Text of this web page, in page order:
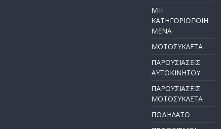
ΜΗ
ΚΑΤΗΓΟΡΙΟΠΟΙΗ
ΜΕΝΑ
ΜΟΤΟΣΥΚΛΕΤΑ
ΠΑΡΟΥΣΙΑΣΕΙΣ
ΑΥΤΟΚΙΝΗΤΟΥ
ΠΑΡΟΥΣΙΑΣΕΙΣ
ΜΟΤΟΣΥΚΛΕΤΑ
ΠΟΔΗΛΑΤΟ